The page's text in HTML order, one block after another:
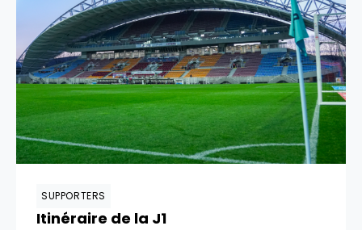
SUPPORTERS
Itinéraire de la J1